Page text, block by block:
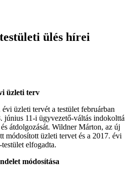
ülés hírei
üzleti terv
üzleti tervét a testület februárban
június 11-i ügyvezető-váltás indokolttá
átdolgozását. Wildner Márton, az új
módosított üzleti tervet és a 2017. évi
elfogadta.
módosítása